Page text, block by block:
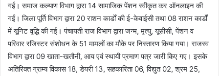
गईं। समाज कल्याण विभाग द्वारा 14 सामाजिक पेंशन स्वीकृत कर ऑनलाइन की
गईं। जिला पूर्ति विभाग द्वारा 20 राशन कार्डों की ई-केवाईसी तथा 08 राशन कार्डों
में यूनिट वृद्धि की गई। पंचायती राज विभाग द्वारा जन्म, मृत्यु, यूसीसी, पेंशन व
परिवार रजिस्टर संशोधन के 51 मामलों का मौके पर निस्तारण किया गया। राजस्व
विभाग द्वारा 09 खाता-खतौनी, आय एवं स्थायी प्रमाण पत्र जारी किए गए। इसके
अतिरिक्त ग्राम्य विकास 18, डेयरी 13, सहकारिता 06, विद्युत 02, श्रम 25,